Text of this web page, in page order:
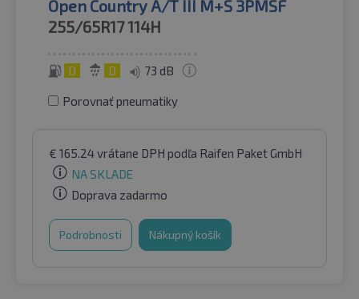
Open Country A/T III M+S 3PMSF
255/65R17114H
D D 73 dB
Porovnať pneumatiky
€ 165.24vrátane DPH podľa Raifen Paket GmbH
NA SKLADE
Doprava zadarmo
Podrobnosti Nákupný košík